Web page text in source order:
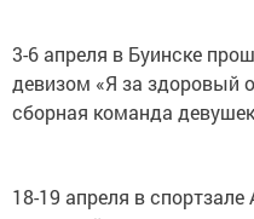
3-6 апреля в Буинске
девизом «Я за здоровый
сборная команда
18-19 апреля в